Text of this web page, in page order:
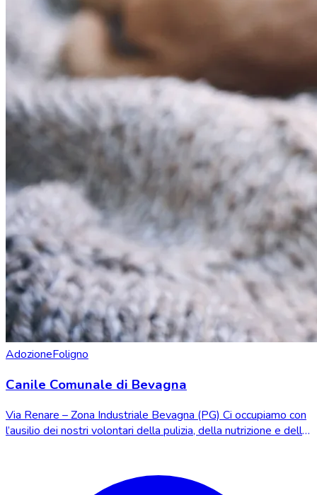
AdozioneFoligno
Canile Comunale di Bevagna
Via Renare – Zona Industriale Bevagna (PG) Ci occupiamo con
l’ausilio dei nostri volontari della pulizia, della nutrizione e delle